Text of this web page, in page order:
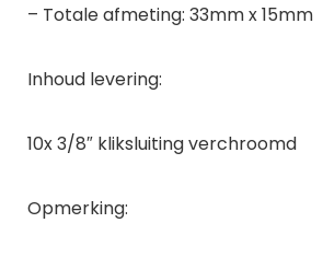
– Totale afmeting: 33mm x 15mm
Inhoud levering:
10x 3/8″ kliksluiting verchroomd
Opmerking: